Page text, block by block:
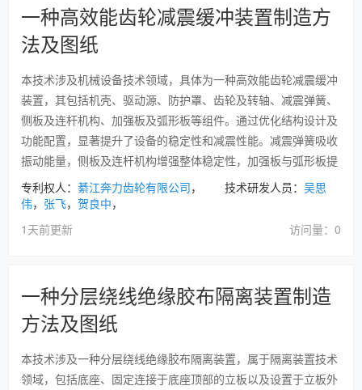
一种高效能齿轮减震缓冲装置制造方
法及图纸
本技术涉及机械设备技术领域，具体为一种高效能齿轮减震缓冲
装置，其包括机壳、驱动源、防护罩、齿轮及转轴、减震弹簧、
侧板及连杆机构、加强板及弧形板等组件。通过优化结构设计及
功能配置，显著提升了设备的稳定性和减震性能。减震弹簧吸收
振动能量，侧板及连杆机构增强整体稳定性，加强板与弧形板提
专利权人： 綦江奔力齿轮有限公司， 技术研发人员： 吴思
伟， 张飞， 贺良中，
1天前更新
访问量：0
一种分层绕线绝缘胶布隔离装置制造
方法及图纸
本技术涉及一种分层绕线绝缘胶布隔离装置，属于隔离装置技术
领域，包括底座、固定连接于底座顶部的立板以及设置于立板外